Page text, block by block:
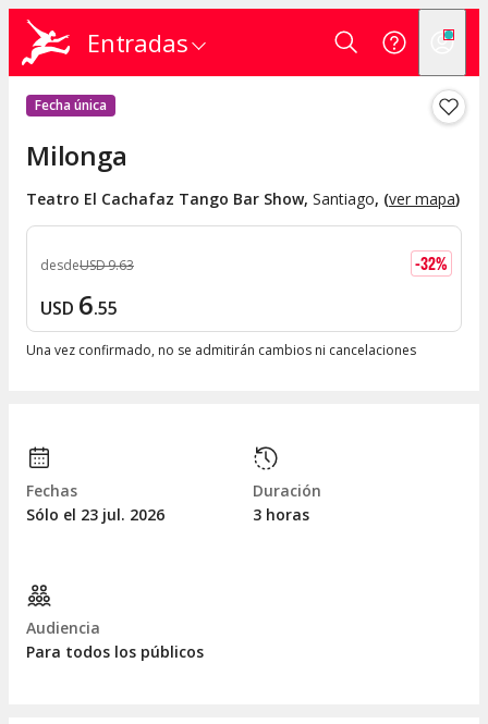
Entradas
Fecha única
Milonga
Teatro El Cachafaz Tango Bar Show, Santiago, (ver mapa)
desdeUSD9.63 -32%
USD 6.55
Una vez confirmado, no se admitirán cambios ni cancelaciones
Fechas
Sólo el 23 jul. 2026
Duración
3 horas
Audiencia
Para todos los públicos